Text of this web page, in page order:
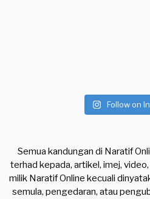
Follow on
Semua kandungan di Naratif
terhad kepada, artikel, imej,
milik Naratif Online kecuali
semula, pengedaran, atau